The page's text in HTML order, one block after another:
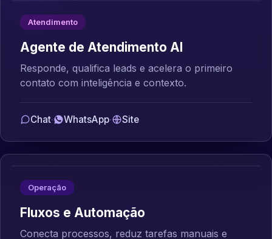
Atendimento
Agente de Atendimento AI
Responde, qualifica leads e acelera o primeiro
contato com inteligência e contexto.
Chat· WhatsApp· Site
Operação
Fluxos e Automação
Conecta processos, reduz tarefas manuais e